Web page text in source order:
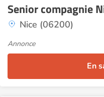
Senior compagnie
Nice (06200)
Annonce
En